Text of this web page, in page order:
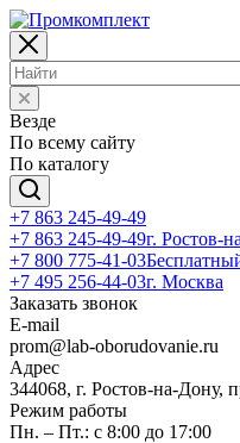
Везде
По всему сайту
По каталогу
+7 863 245-49-49
+7 863 245-49-49г. Ростов-
+7 800 775-41-03
+7 495 256-44-03г. Москва
Заказать звонок
E-mail
prom@lab-oborudovanie.ru
Адрес
344068, г. Ростов-на-
Режим работы
Пн. – Пт.: с 8:00 до 17:00